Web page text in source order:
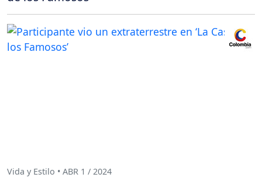
Vida y Estilo • ABR 1 / 2024